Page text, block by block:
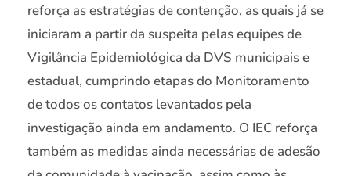
reforça as estratégias de contenção, as quais já se
iniciaram a partir da suspeita pelas equipes de
Vigilância Epidemiológica da DVS municipais e
estadual, cumprindo etapas do Monitoramento
de todos os contatos levantados pela
investigação ainda em andamento. O IEC reforça
também as medidas ainda necessárias de adesão